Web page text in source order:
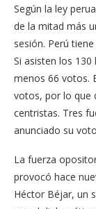
Según la ley
de la mitad más
sesión. Perú
Si asisten los
menos 66 votos.
votos, por lo que
centristas. Tres
anunciado su
La fuerza
provocó hace
Héctor Béjar, un